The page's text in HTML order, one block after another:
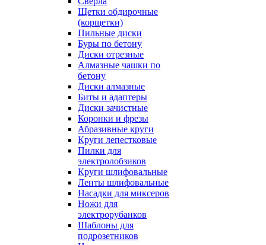
Щетки обдирочные
(корщетки)
Пильные диски
Буры по бетону
Диски отрезные
Алмазные чашки по
бетону
Диски алмазные
Биты и адаптеры
Диски зачистные
Коронки и фрезы
Абразивные круги
Круги лепестковые
Пилки для
электролобзиков
Круги шлифовальные
Ленты шлифовальные
Насадки для миксеров
Ножи для
электрорубанков
Шаблоны для
подрозетников